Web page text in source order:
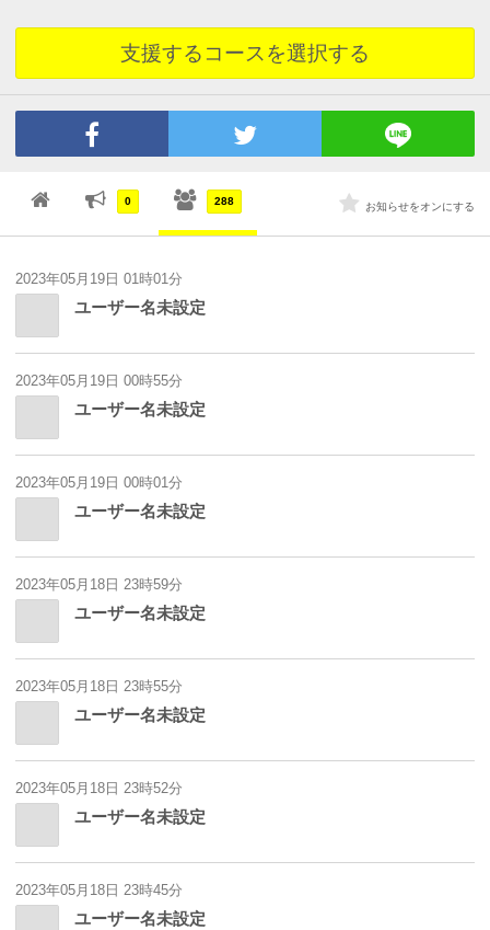
支援するコースを選択する
0 288 お知らせをオンにする
2023年05月19日 01時01分
ユーザー名未設定
2023年05月19日 00時55分
ユーザー名未設定
2023年05月19日 00時01分
ユーザー名未設定
2023年05月18日 23時59分
ユーザー名未設定
2023年05月18日 23時55分
ユーザー名未設定
2023年05月18日 23時52分
ユーザー名未設定
2023年05月18日 23時45分
ユーザー名未設定